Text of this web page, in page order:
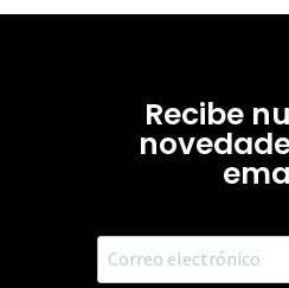
Recibe